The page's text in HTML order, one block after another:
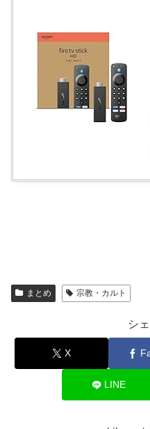
まとめ 宗教・カルト
シ
X
LINE